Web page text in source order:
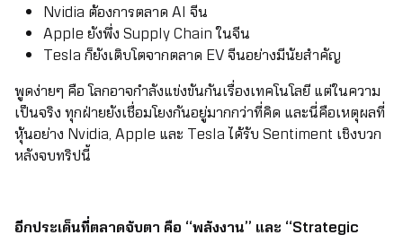
Nvidia ต้องการตลาด AI จีน
Apple ยังพึ่ง Supply Chain ในจีน
Tesla ก็ยังเติบโตจากตลาด EV จีนอย่างมีนัยสำคัญ
พูดง่ายๆ คือ โลกอาจกำลังแข่งขันกันเรื่องเทคโนโลยี แต่ในความ
เป็นจริง ทุกฝ่ายยังเชื่อมโยงกันอยู่มากกว่าที่คิด และนี่คือเหตุผลที่
หุ้นอย่าง Nvidia, Apple และ Tesla ได้รับ Sentiment เชิงบวก
หลังจบทริปนี้
อีกประเด็นที่ตลาดจับตา คือ “พลังงาน” และ “Strategic